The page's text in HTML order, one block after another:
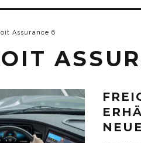
Assurance 6